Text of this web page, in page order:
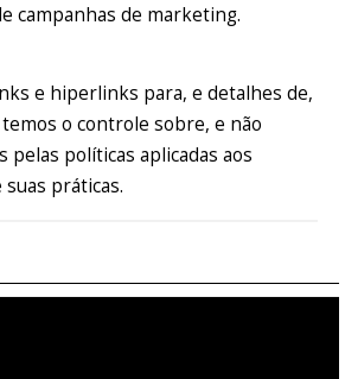
campanhas de marketing.
e hiperlinks para, e detalhes de,
o controle sobre, e não
pelas políticas aplicadas aos
práticas.